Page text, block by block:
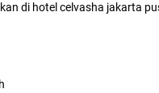
di hotel celvasha jakarta